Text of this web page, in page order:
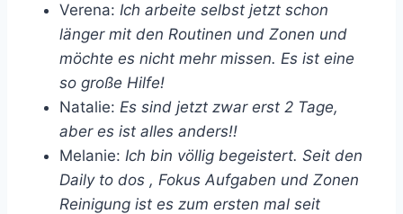
Verena: Ich arbeite selbst jetzt schon
länger mit den Routinen und Zonen und
möchte es nicht mehr missen. Es ist eine
so große Hilfe!
Natalie: Es sind jetzt zwar erst 2 Tage,
aber es ist alles anders!!
Melanie: Ich bin völlig begeistert. Seit den
Daily to dos , Fokus Aufgaben und Zonen
Reinigung ist es zum ersten mal seit